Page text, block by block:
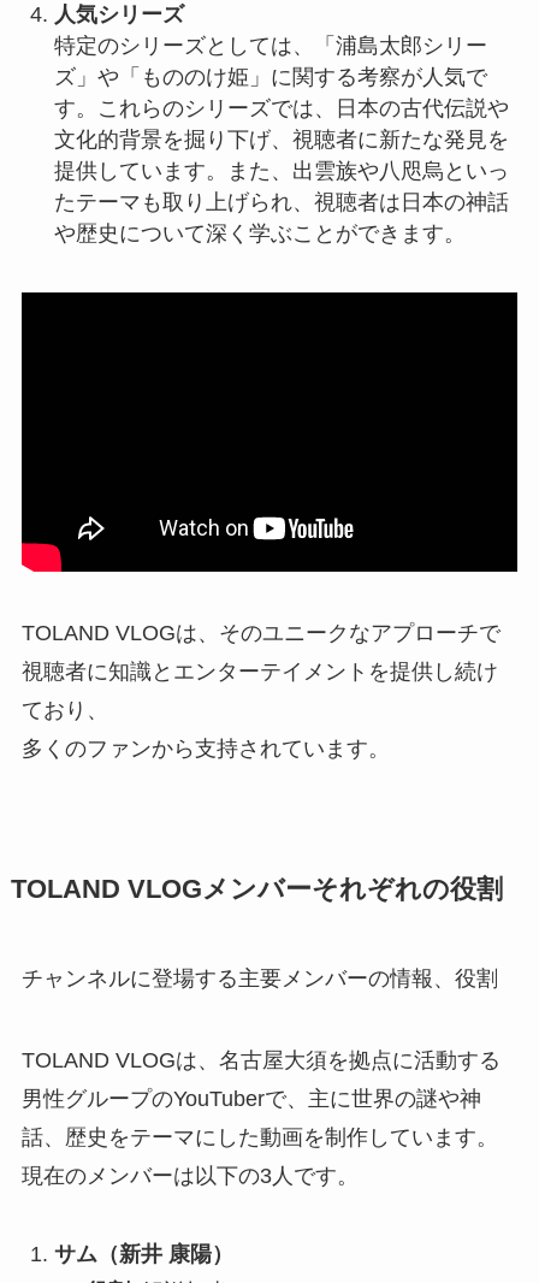
人気シリーズ
特定のシリーズとしては、「浦島太郎シリー
ズ」や「もののけ姫」に関する考察が人気で
す。これらのシリーズでは、日本の古代伝説や
文化的背景を掘り下げ、視聴者に新たな発見を
提供しています。また、出雲族や八咫烏といっ
たテーマも取り上げられ、視聴者は日本の神話
や歴史について深く学ぶことができます。
TOLAND VLOGは、そのユニークなアプローチで
視聴者に知識とエンターテイメントを提供し続け
ており、
多くのファンから支持されています。
TOLAND VLOGメンバーそれぞれの役割
チャンネルに登場する主要メンバーの情報、役割
TOLAND VLOGは、名古屋大須を拠点に活動する
男性グループのYouTuberで、主に世界の謎や神
話、歴史をテーマにした動画を制作しています。
現在のメンバーは以下の3人です。
サム（新井 康陽）